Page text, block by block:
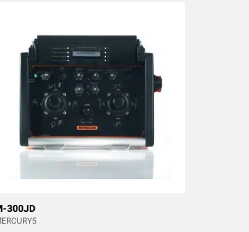
300JD